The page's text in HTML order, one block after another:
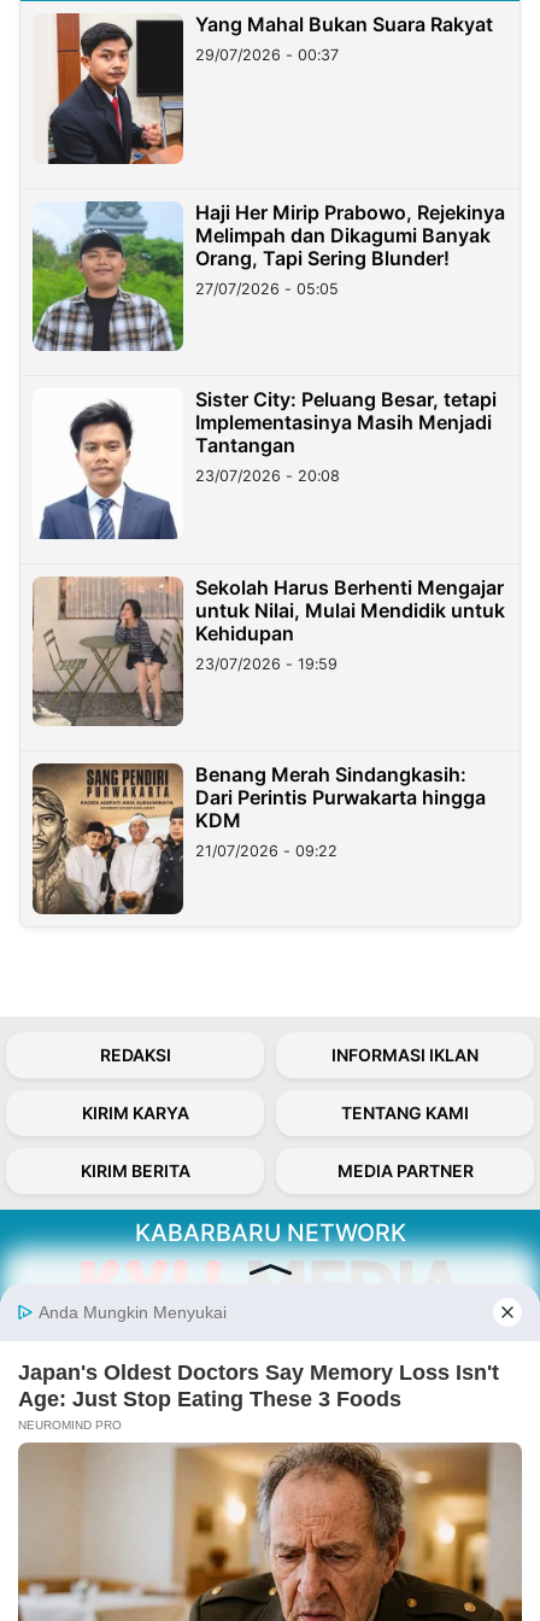
Yang Mahal Bukan Suara Rakyat
29/07/2026 - 00:37
Haji Her Mirip Prabowo, Rejekinya
Melimpah dan Dikagumi Banyak
Orang, Tapi Sering Blunder!
27/07/2026 - 05:05
Sister City: Peluang Besar, tetapi
Implementasinya Masih Menjadi
Tantangan
23/07/2026 - 20:08
Sekolah Harus Berhenti Mengajar
untuk Nilai, Mulai Mendidik untuk
Kehidupan
23/07/2026 - 19:59
Benang Merah Sindangkasih:
Dari Perintis Purwakarta hingga
KDM
21/07/2026 - 09:22
REDAKSI INFORMASI IKLAN
KIRIM KARYA TENTANG KAMI
KIRIM BERITA MEDIA PARTNER
KABARBARU NETWORK
About Our Kabarbaru.co
Kabarbaru.co menyajikan berita aktual dan
inspiratif dari sudut pandang berbaik sangka
serta terverifikasi dari sumber yang tepat.
Follow Kabarbaru